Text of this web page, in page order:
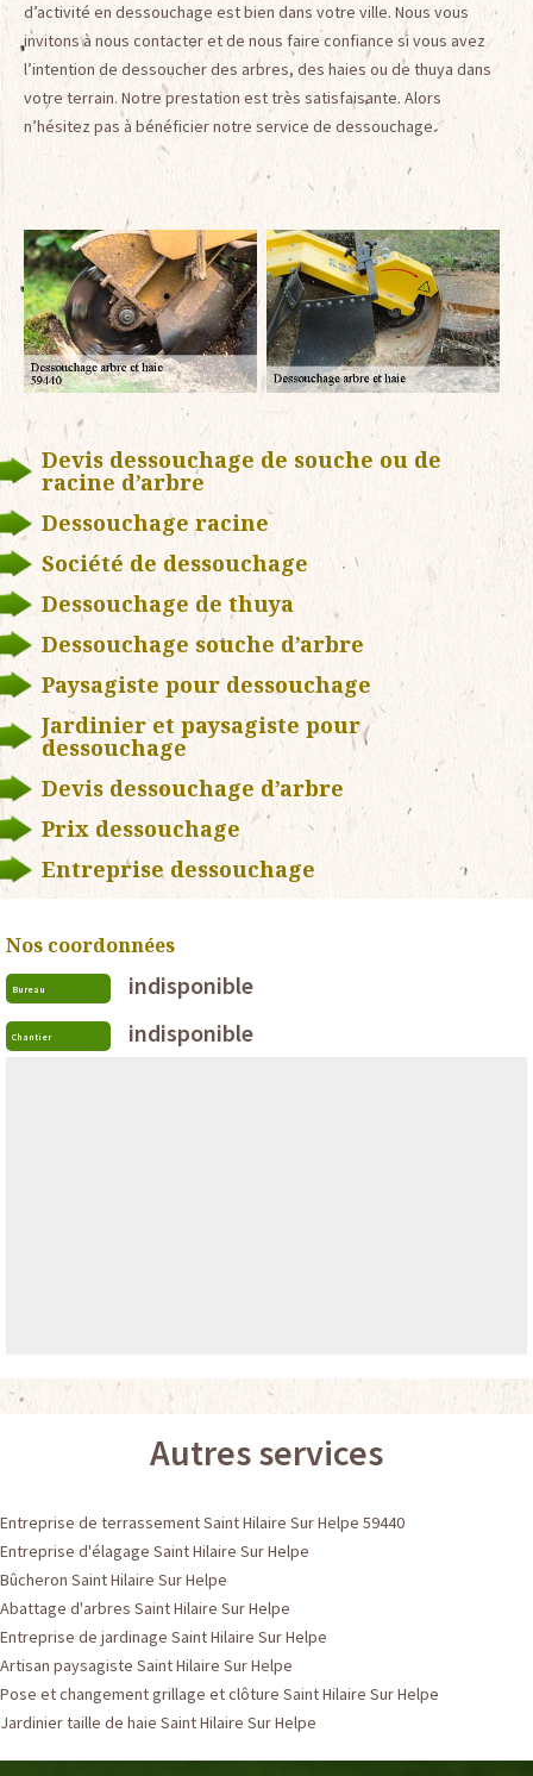
d’activité en dessouchage est bien dans votre ville. Nous vous
invitons à nous contacter et de nous faire confiance si vous avez
l’intention de dessoucher des arbres, des haies ou de thuya dans
votre terrain. Notre prestation est très satisfaisante. Alors
n’hésitez pas à bénéficier notre service de dessouchage.
Devis dessouchage de souche ou de
racine d’arbre
Dessouchage racine
Société de dessouchage
Dessouchage de thuya
Dessouchage souche d’arbre
Paysagiste pour dessouchage
Jardinier et paysagiste pour
dessouchage
Devis dessouchage d’arbre
Prix dessouchage
Entreprise dessouchage
Nos coordonnées
Bureau indisponible
Chantier indisponible
Autres services
Entreprise de terrassement Saint Hilaire Sur Helpe 59440
Entreprise d'élagage Saint Hilaire Sur Helpe
Bûcheron Saint Hilaire Sur Helpe
Abattage d'arbres Saint Hilaire Sur Helpe
Entreprise de jardinage Saint Hilaire Sur Helpe
Artisan paysagiste Saint Hilaire Sur Helpe
Pose et changement grillage et clôture Saint Hilaire Sur Helpe
Jardinier taille de haie Saint Hilaire Sur Helpe